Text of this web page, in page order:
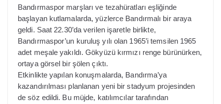
Bandırmaspor marşları ve tezahüratları eşliğinde
başlayan kutlamalarda, yüzlerce Bandırmalı bir araya
geldi. Saat 22.30’da verilen işaretle birlikte,
Bandırmaspor’un kuruluş yılı olan 1965’i temsilen 1965
adet meşale yakıldı. Gökyüzü kırmızı renge bürünürken,
ortaya görsel bir şölen çıktı.
Etkinlikte yapılan konuşmalarda, Bandırma’ya
kazandırılması planlanan yeni bir stadyum projesinden
de söz edildi. Bu müjde, katılımcılar tarafından